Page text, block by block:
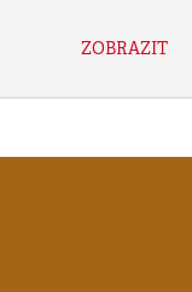
ZOBRAZIT